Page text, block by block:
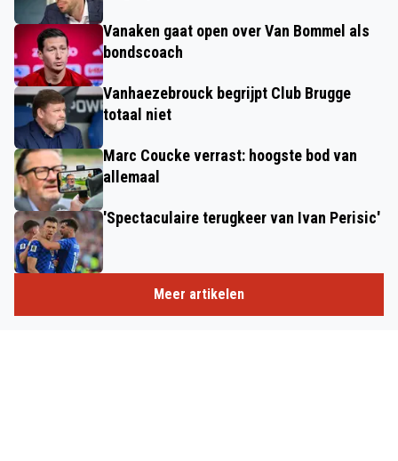
Vanaken gaat open over Van Bommel als
bondscoach
Vanhaezebrouck begrijpt Club Brugge
totaal niet
Marc Coucke verrast: hoogste bod van
allemaal
'Spectaculaire terugkeer van Ivan Perisic'
Meer artikelen